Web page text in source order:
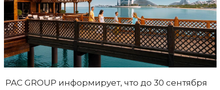
PAC GROUP информирует, что до 30 сентября